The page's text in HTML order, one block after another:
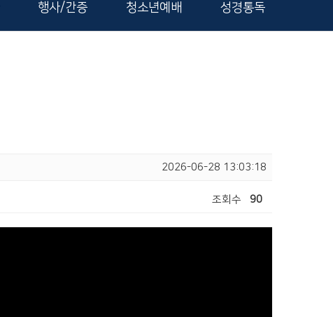
행사/간증 청소년예배 성경통독
2026-06-28 13:03:18
조회수 90